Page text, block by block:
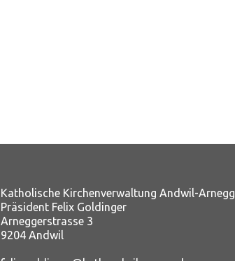
Katholische Kirchenverwaltung Andwil-Arnegg
Präsident Felix Goldinger
Arneggerstrasse 3
9204 Andwil